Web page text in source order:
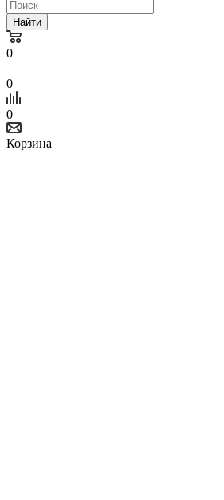
Найти
0
0
0
Корзина